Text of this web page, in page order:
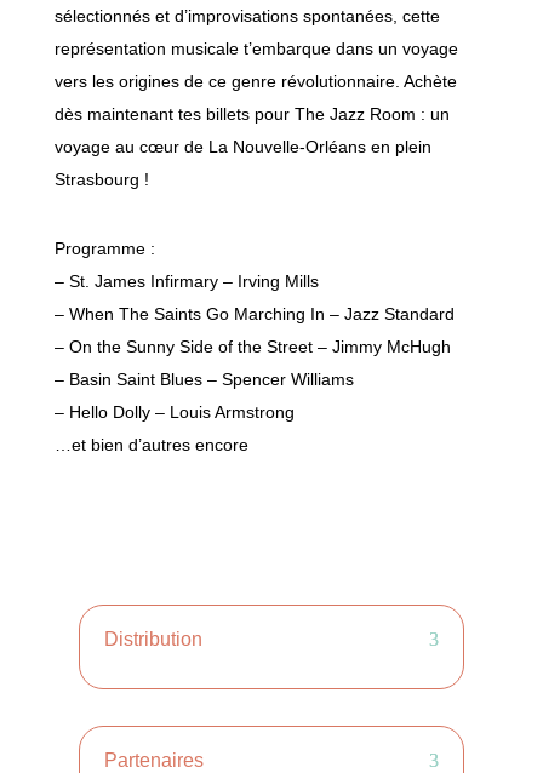
sélectionnés et d’improvisations spontanées, cette
représentation musicale t’embarque dans un voyage
vers les origines de ce genre révolutionnaire. Achète
dès maintenant tes billets pour The Jazz Room : un
voyage au cœur de La Nouvelle-Orléans en plein
Strasbourg !
Programme :
– St. James Infirmary – Irving Mills
– When The Saints Go Marching In – Jazz Standard
– On the Sunny Side of the Street – Jimmy McHugh
– Basin Saint Blues – Spencer Williams
– Hello Dolly – Louis Armstrong
…et bien d’autres encore
Distribution
Partenaires